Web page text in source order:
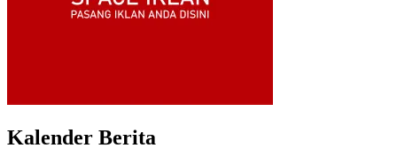
Kalender Berita